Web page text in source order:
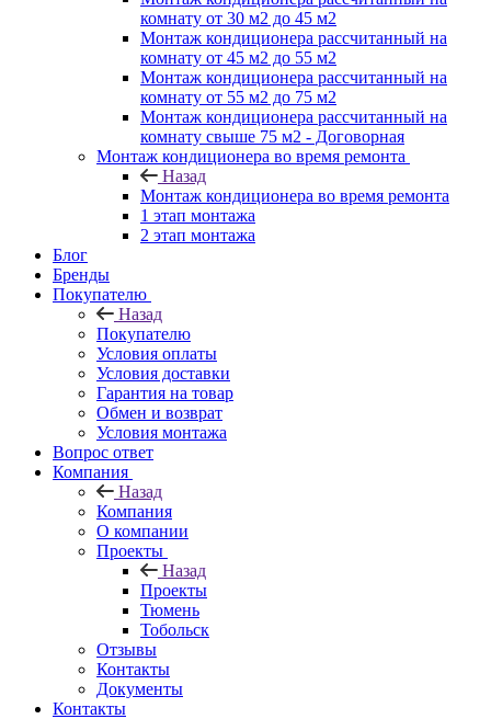
комнату от 30 м2 до 45 м2
Монтаж кондиционера рассчитанный на
комнату от 45 м2 до 55 м2
Монтаж кондиционера рассчитанный на
комнату от 55 м2 до 75 м2
Монтаж кондиционера рассчитанный на
комнату свыше 75 м2 - Договорная
Монтаж кондиционера во время ремонта
Назад
Монтаж кондиционера во время ремонта
1 этап монтажа
2 этап монтажа
Блог
Бренды
Покупателю
Назад
Покупателю
Условия оплаты
Условия доставки
Гарантия на товар
Обмен и возврат
Условия монтажа
Вопрос ответ
Компания
Назад
Компания
О компании
Проекты
Назад
Проекты
Тюмень
Тобольск
Отзывы
Контакты
Документы
Контакты